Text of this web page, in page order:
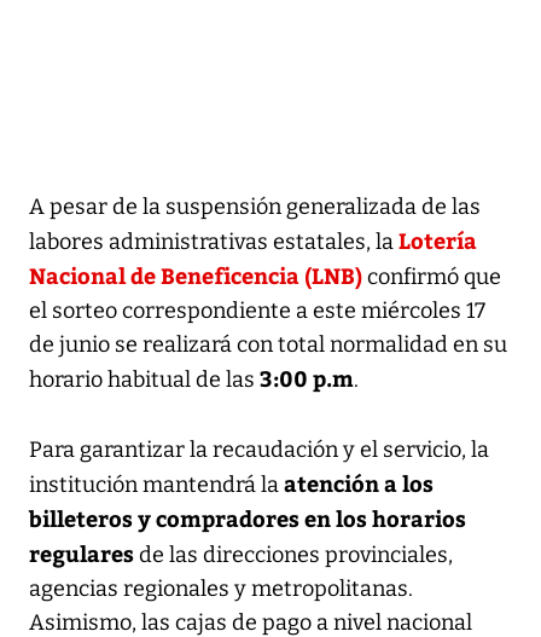
A pesar de la suspensión generalizada de las
labores administrativas estatales, laLotería
Nacional de Beneficencia (LNB)confirmó que
el sorteo correspondiente a este miércoles 17
de junio se realizará con total normalidad en su
horario habitual de las 3:00 p.m.
Para garantizar la recaudación y el servicio, la
institución mantendrá laatención a los
billeteros y compradores en los horarios
regularesde las direcciones provinciales,
agencias regionales y metropolitanas.
Asimismo, las cajas de pago a nivel nacional